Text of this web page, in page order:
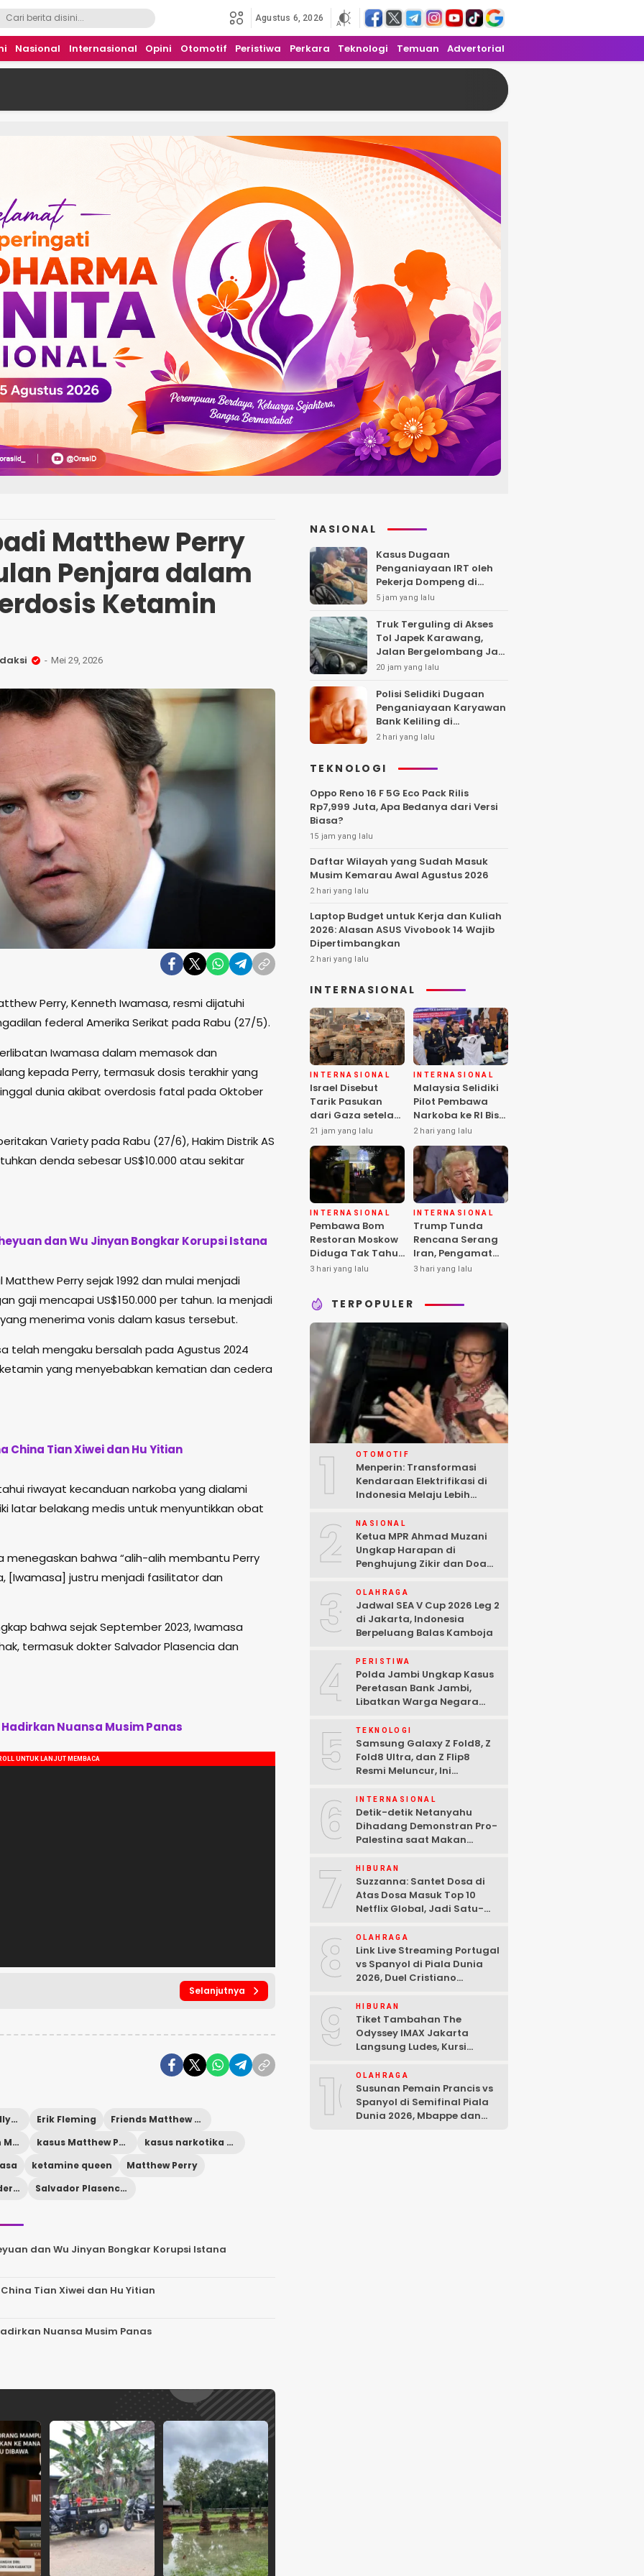
Agustus 6, 2026
Nasional Internasional Opini Otomotif Peristiwa Perkara Teknologi Temuan Advertorial
Matthew Perry
Penjara dalam
Ketamin
Mei 29, 2026
Perry, Kenneth Iwamasa, resmi dijatuhi
federal Amerika Serikat pada Rabu (27/5).
Iwamasa dalam memasok dan
kepada Perry, termasuk dosis terakhir yang
dunia akibat overdosis fatal pada Oktober
Variety pada Rabu (27/6), Hakim Distrik AS
denda sebesar US$10.000 atau sekitar
dan Wu Jinyan Bongkar Korupsi Istana
Perry sejak 1992 dan mulai menjadi
gaji mencapai US$150.000 per tahun. Ia menjadi
menerima vonis dalam kasus tersebut.
telah mengaku bersalah pada Agustus 2024
yang menyebabkan kematian dan cedera
China Tian Xiwei dan Hu Yitian
riwayat kecanduan narkoba yang dialami
latar belakang medis untuk menyuntikkan obat
menegaskan bahwa “alih-alih membantu Perry
[Iwamasa] justru menjadi fasilitator dan
bahwa sejak September 2023, Iwamasa
termasuk dokter Salvador Plasencia dan
Hadirkan Nuansa Musim Panas
Selanjutnya
berita artis Hollywood Erik Fleming
Friends Matthew Perry
kasus ketamin Matthew Perry
kasus Matthew Perry
kasus narkotika Hollywood
ketamine queen
Matthew Perry
pengadilan federal AS
Salvador Plasencia
dan Wu Jinyan Bongkar Korupsi Istana
Tian Xiwei dan Hu Yitian
Nuansa Musim Panas
NASIONAL
Kasus Dugaan
Penganiayaan IRT oleh
Pekerja Dompeng di
Batanghari Jalan 7 Bulan,
Kepastian Hukum
5 jam yang lalu
Truk Terguling di Akses
Tol Japek Karawang,
Jalan Bergelombang Jadi
Sorotan
20 jam yang lalu
Polisi Selidiki Dugaan
Penganiayaan Karyawan
Bank Keliling di
Tangerang
2 hari yang lalu
TEKNOLOGI
Oppo Reno 16 F 5G Eco Pack Rilis
Rp7,999 Juta, Apa Bedanya dari Versi
Biasa?
15 jam yang lalu
Daftar Wilayah yang Sudah Masuk
Musim Kemarau Awal Agustus 2026
2 hari yang lalu
Laptop Budget untuk Kerja dan Kuliah
2026: Alasan ASUS Vivobook 14 Wajib
Dipertimbangkan
2 hari yang lalu
INTERNASIONAL
INTERNASIONAL
Israel Disebut
Tarik Pasukan
dari Gaza setelah
Hamas Selesai
Serahkan Senjata
21 jam yang lalu
INTERNASIONAL
Malaysia Selidiki
Pilot Pembawa
Narkoba ke RI Bisa
Lolos Pemeriksaan
KLIA
2 hari yang lalu
INTERNASIONAL
Pembawa Bom
Restoran Moskow
Diduga Tak Tahu
Isi Paket, 2 Orang
3 hari yang lalu
INTERNASIONAL
Trump Tunda
Rencana Serang
Iran, Pengamat
Soroti Risiko
3 hari yang lalu
TERPOPULER
1 OTOMOTIF
Menperin: Transformasi
Kendaraan Elektrifikasi di
Indonesia Melaju Lebih
2 NASIONAL
Ketua MPR Ahmad Muzani
Ungkap Harapan di
Penghujung Zikir dan Doa
3 OLAHRAGA
Jadwal SEA V Cup 2026 Leg 2
di Jakarta, Indonesia
Berpeluang Balas Kamboja
4 PERISTIWA
Polda Jambi Ungkap Kasus
Peretasan Bank Jambi,
Libatkan Warga Negara
Tersangka Ditangkap
5 TEKNOLOGI
Samsung Galaxy Z Fold8, Z
Fold8 Ultra, dan Z Flip8
Resmi Meluncur, Ini
6 INTERNASIONAL
Detik-detik Netanyahu
Dihadang Demonstran Pro-
Palestina saat Makan
7 HIBURAN
Suzzanna: Santet Dosa di
Atas Dosa Masuk Top 10
Netflix Global, Jadi Satu-
8 OLAHRAGA
Link Live Streaming Portugal
vs Spanyol di Piala Dunia
2026, Duel Cristiano
9 HIBURAN
Tiket Tambahan The
Odyssey IMAX Jakarta
Langsung Ludes, Kursi
10OLAHRAGA
Susunan Pemain Prancis vs
Spanyol di Semifinal Piala
Dunia 2026, Mbappe dan